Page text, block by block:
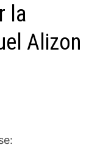
la
Alizon